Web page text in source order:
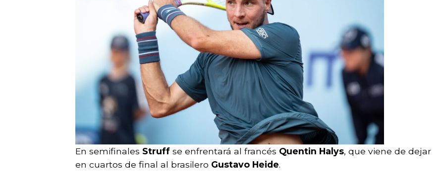
En semifinales Struff se enfrentará al francés Quentin Halys, que viene de dejar
en cuartos de final al brasilero Gustavo Heide.